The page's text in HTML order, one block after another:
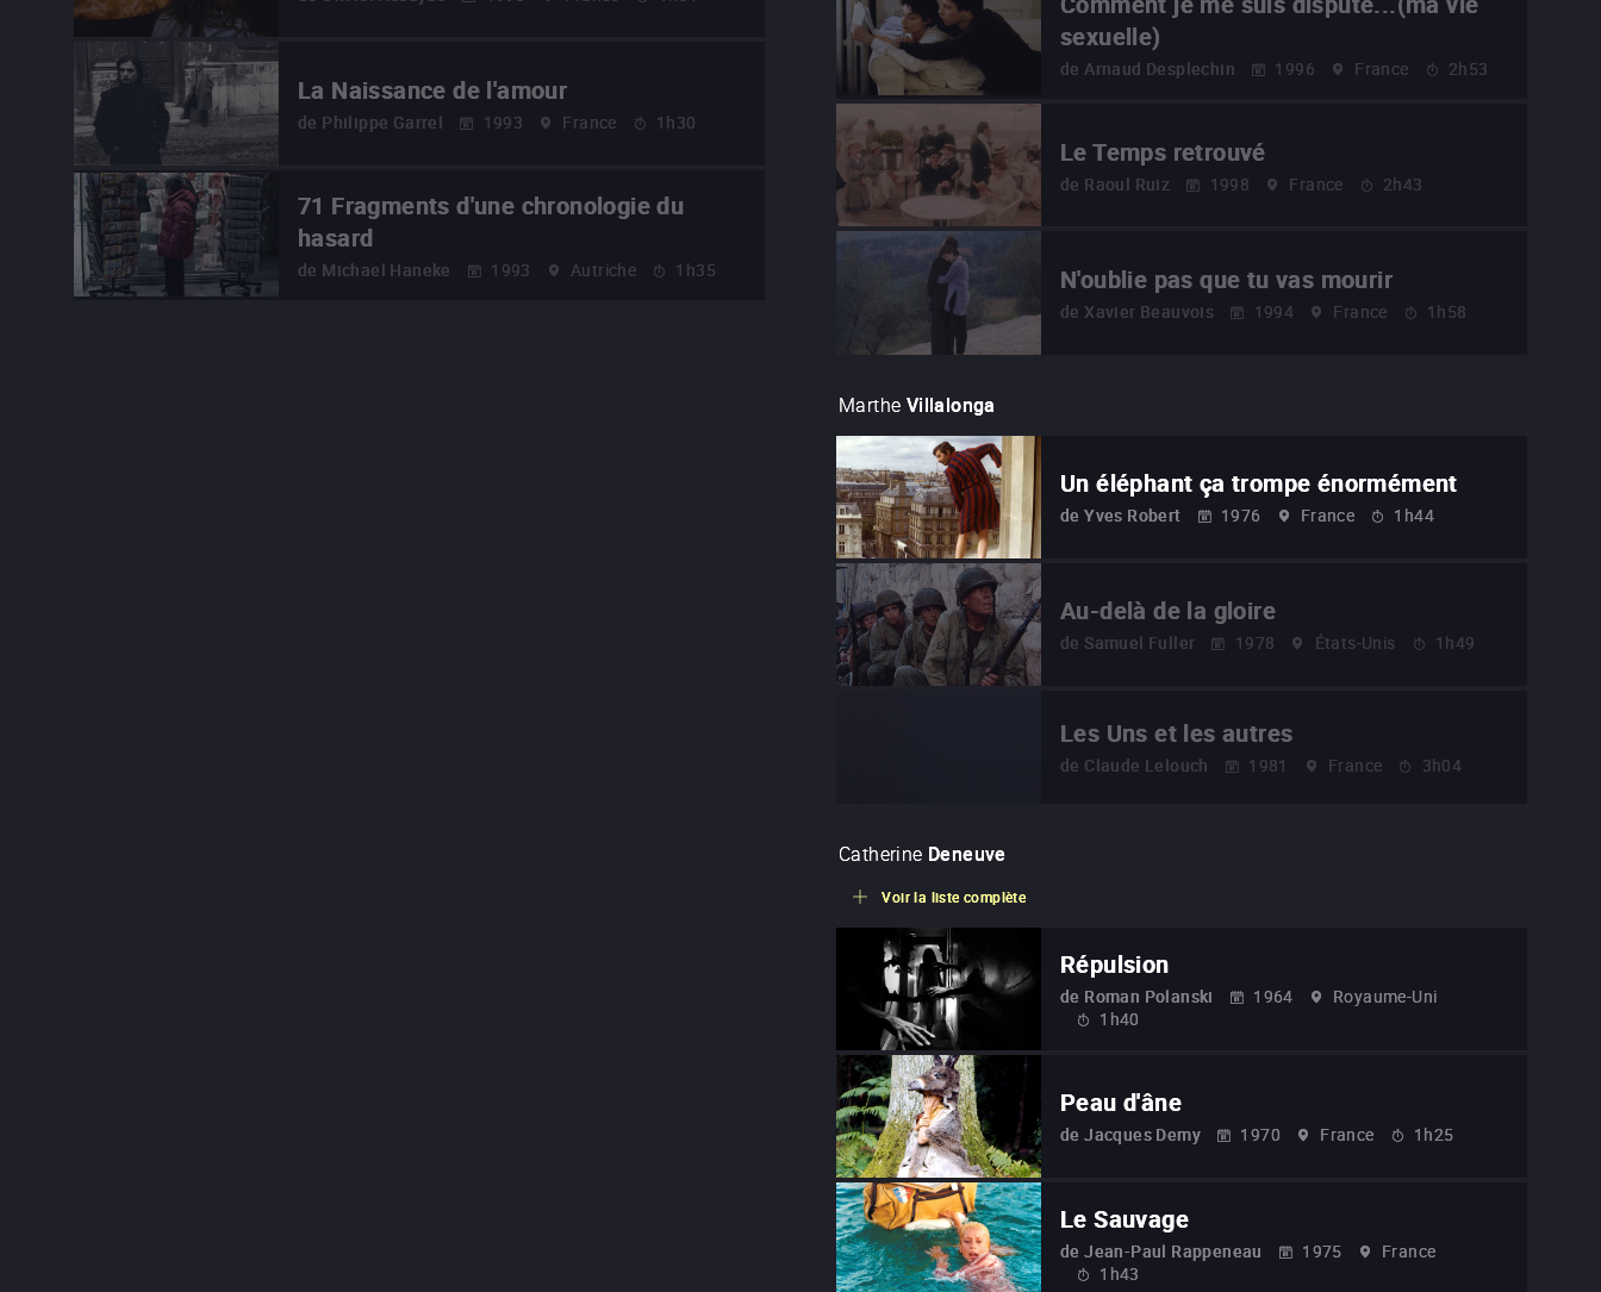
La Naissance de l'amour
de Philippe Garrel 1993 France 1h30
71 Fragments d'une chronologie du
hasard
de Michael Haneke 1993 Autriche 1h35
sexuelle)
de Arnaud Desplechin 1996 France 2h53
Le Temps retrouvé
de Raoul Ruiz 1998 France 2h43
N'oublie pas que tu vas mourir
de Xavier Beauvois 1994 France 1h58
Marthe Villalonga
Un éléphant ça trompe énormément
de Yves Robert 1976 France 1h44
Au-delà de la gloire
de Samuel Fuller 1978 États-Unis 1h49
Les Uns et les autres
de Claude Lelouch 1981 France 3h04
Catherine Deneuve
Voir la liste complète
Répulsion
de Roman Polanski 1964
Royaume-Uni
1h40
Peau d'âne
de Jacques Demy 1970 France 1h25
Le Sauvage
de Jean-Paul Rappeneau 1975
France
1h43